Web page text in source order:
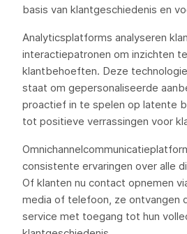
basis van klantgeschiedenis en
Analyticsplatforms analyseren
interactiepatronen om inzichten
klantbehoeften. Deze
staat om gepersonaliseerde
proactief in te spelen op latente
tot positieve verrassingen voor
consistente ervaringen over alle
Of klanten nu contact opnemen
media of telefoon, ze ontvangen
service met toegang tot hun